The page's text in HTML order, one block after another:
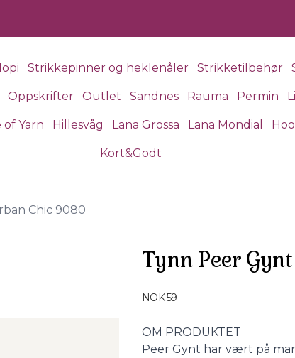
Strikkepinner og heklenåler Strikketilbehør
Oppskrifter Outlet Sandnes Rauma Permin
of Yarn Hillesvåg Lana Grossa Lana Mondial
Kort&Godt
Chic 9080
Tynn Peer
NOK 59
Description
OM PRODUKTET
Peer Gynt har vært på